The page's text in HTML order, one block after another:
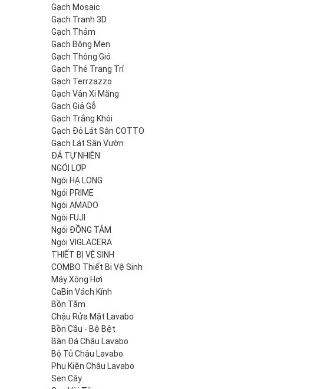
Gạch Mosaic
Gạch Tranh 3D
Gạch Thảm
Gạch Bông Men
Gạch Thông Gió
Gạch Thẻ Trang Trí
Gạch Terrzazzo
Gạch Vân Xi Măng
Gạch Giả Gỗ
Gạch Trắng Khói
Gạch Đỏ Lát Sân COTTO
Gạch Lát Sân Vườn
ĐÁ TỰ NHIÊN
NGÓI LỢP
Ngói HẠ LONG
Ngói PRIME
Ngói AMADO
Ngói FUJI
Ngói ĐỒNG TÂM
Ngói VIGLACERA
THIẾT BỊ VỆ SINH
COMBO Thiết Bị Vệ Sinh
Máy Xông Hơi
CaBin Vách Kính
Bồn Tắm
Chậu Rửa Mặt Lavabo
Bồn Cầu - Bệ Bệt
Bàn Đá Chậu Lavabo
Bộ Tủ Chậu Lavabo
Phụ Kiện Chậu Lavabo
Sen Cây